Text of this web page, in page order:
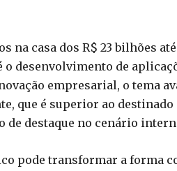
na casa dos R$ 23 bilhões
desenvolvimento de
empresarial, o tema
que é superior ao
de destaque no cenário
pode transformar a forma